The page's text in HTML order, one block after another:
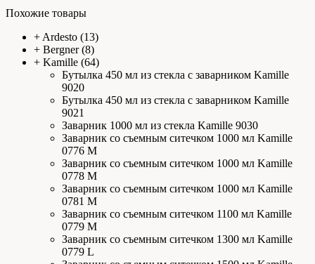
Похожие товары
+ Ardesto (13)
+ Bergner(8)
+ Kamille (64)
Бутылка 450 мл из стекла с заварником Kamille
9020
Бутылка 450 мл из стекла с заварником Kamille
9021
Заварник 1000 мл из стекла Kamille 9030
Заварник со съемным ситечком 1000 мл Kamille
0776 М
Заварник со съемным ситечком 1000 мл Kamille
0778 М
Заварник со съемным ситечком 1000 мл Kamille
0781 M
Заварник со съемным ситечком 1100 мл Kamille
0779 M
Заварник со съемным ситечком 1300 мл Kamille
0779 L